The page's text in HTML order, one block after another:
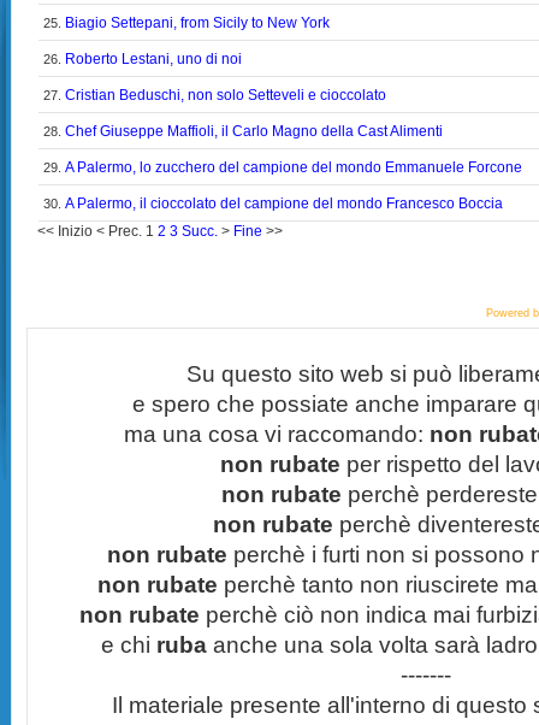
25. Biagio Settepani, from Sicily to New York
26. Roberto Lestani, uno di noi
27.Cristian Beduschi, non solo Setteveli e cioccolato
28.Chef Giuseppe Maffioli, il Carlo Magno della Cast Alimenti
29.A Palermo, lo zucchero del campione del mondo Emmanuele Forcone
30.A Palermo, il cioccolato del campione del mondo Francesco Boccia
<< Inizio < Prec. 1 2 3 Succ. > Fine >>
Powered
Su questo sito web si può
e spero che possiate anche imparare
ma una cosa vi raccomando: non
non rubate per rispetto del
non rubate perchè
non rubate perchè
non rubate perchè i furti non si possono
non rubate perchè tanto non riuscirete
non rubate perchè ciò non indica mai
e chi ruba anche una sola volta sarà
-------
Il materiale presente all'interno di questo